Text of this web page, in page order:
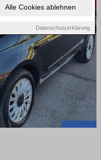
Alle Cookies ablehnen
Datenschutzerklärung